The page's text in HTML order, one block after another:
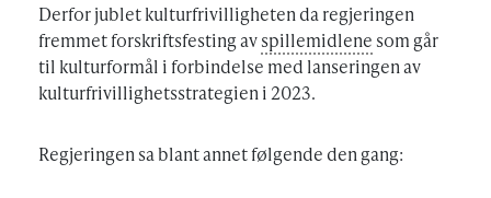
Derfor jublet kulturfrivilligheten da regjeringen
fremmet forskriftsfesting avspillemidlenesom går
til kulturformål i forbindelse med lanseringen av
kulturfrivillighetsstrategien i 2023.
Regjeringen sa blant annet følgende den gang: